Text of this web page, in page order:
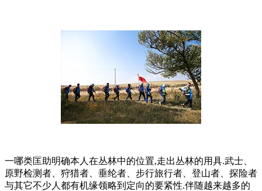
一哪类匡助明确本人在丛林中的位置,走出丛林的用具.武士、
原野检测者、狩猎者、垂纶者、步行旅行者、登山者、探险者
与其它不少人都有机缘领略到定向的要紧性.伴随越来越多的